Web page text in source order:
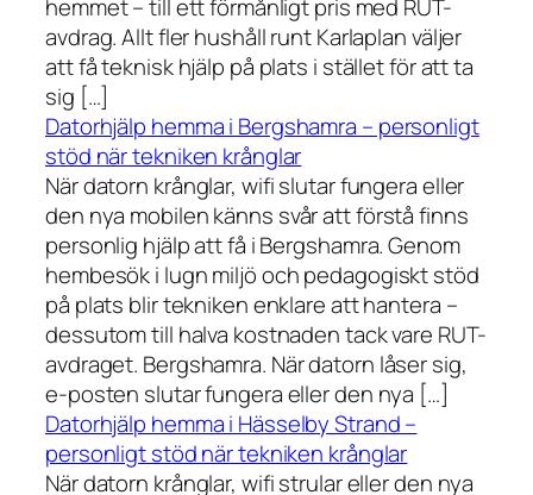
hemmet – till ett förmånligt pris med RUT-
avdrag. Allt fler hushåll runt Karlaplan väljer
att få teknisk hjälp på plats i stället för att ta
sig […]
Datorhjälp hemma i Bergshamra – personligt
stöd när tekniken krånglar
När datorn krånglar, wifi slutar fungera eller
den nya mobilen känns svår att förstå finns
personlig hjälp att få i Bergshamra. Genom
hembesök i lugn miljö och pedagogiskt stöd
på plats blir tekniken enklare att hantera –
dessutom till halva kostnaden tack vare RUT-
avdraget. Bergshamra. När datorn låser sig,
e-posten slutar fungera eller den nya […]
Datorhjälp hemma i Hässelby Strand –
personligt stöd när tekniken krånglar
När datorn krånglar, wifi strular eller den nya